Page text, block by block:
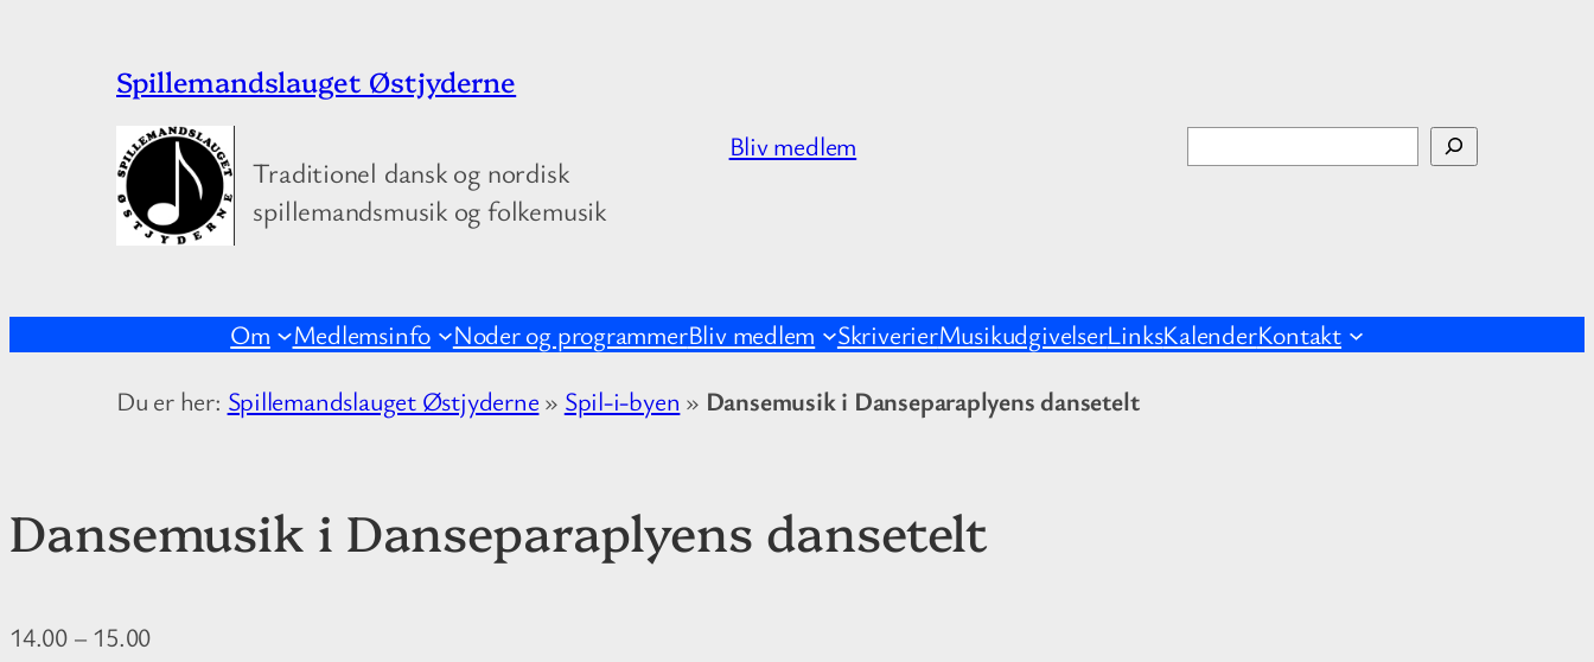
Spillemandslauget Østjyderne
Traditionel dansk og nordisk
spillemandsmusik og folkemusik
Bliv medlem
Om Medlemsinfo Noder og programmerBliv medlem SkriverierMusikudgivelserLinksKalenderKontakt
Du er her: Spillemandslauget Østjyderne » Spil-i-byen » Dansemusik i Danseparaplyens dansetelt
Dansemusik i Danseparaplyens dansetelt
14.00– 15.00